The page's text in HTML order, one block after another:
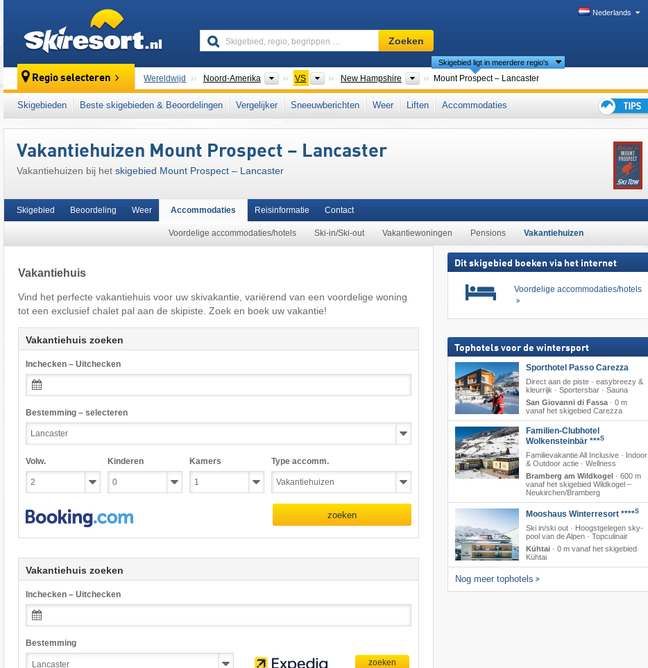
Nederlands
Skigebied,
regio,
…
Zoeken
Regio selecteren Wereldwijd Noord-Amerika Continenten
VS LandenNew Hampshire Deelstaten
Skigebied ligt in meerdere regio's
Mount Prospect – Lancaster
Dit skigebied ligt ook in: White Mountains New England noordelijke Appalachen Northeastern United States Appalachen,
Eastern United States
Skigebieden Beste skigebieden & Beoordelingen Vergelijker Sneeuwberichten Weer Liften
Accommodaties
skivakantie
Vakantiehuizen Mount Prospect – Lancaster
Vakantiehuizen bij het skigebied Mount Prospect – Lancaster
Skigebied Beoordeling Weer Accommodaties
Voordelige accommodaties/hotels Ski-in/Ski-out Vakantiewoningen Pensions Vakantiehuizen
Reisinformatie Contact
Vakantiehuis
Vind het perfecte vakantiehuis voor uw skivakantie, variërend van een voordelige woning
tot een exclusief chalet pal aan de skipiste. Zoek en boek uw vakantie!
Vakantiehuis zoeken
Inchecken – Uitchecken
Bestemming – selecteren
Volw. Kinderen Kamers Type accomm.
zoeken
Vakantiehuis zoeken
Inchecken – Uitchecken
Bestemming
Dit skigebied boeken via het internet
Voordelige accommodaties/hotels
Tophotels voor de wintersport
Sporthotel Passo Carezza
Direct aan de piste · easybreezy &
kleurrijk · Sportersbar · Sauna
San Giovanni di Fassa· 0 m
vanaf het skigebied Carezza
Familien-Clubhotel
Wolkensteinbär ***S
Familievakantie All Inclusive · Indoor
& Outdoor actie · Wellness
Bramberg am Wildkogel· 600 m
vanaf het skigebied Wildkogel –
Neukirchen/​Bramberg
Mooshaus Winterresort ****S
Ski in/ski out · Hoogstgelegen sky-
pool van de Alpen · Topculinair
Kühtai· 0 m vanaf het skigebied
Kühtai
Nog meer tophotels